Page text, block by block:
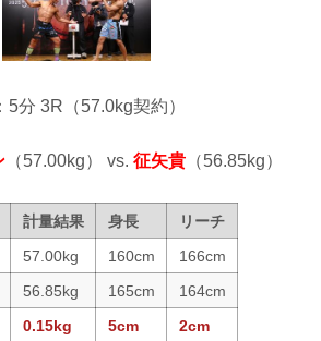
分 3R（57.0kg契約）
（57.00kg） vs. 征矢貴 （56.85kg）
計量結果 身長
リーチ
57.00kg 160cm
166cm
56.85kg 165cm
164cm
0.15kg 5cm 2cm